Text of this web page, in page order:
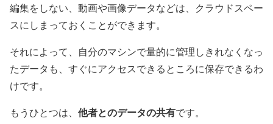
編集をしない、動画や画像データなどは、クラウドスペー
スにしまっておくことができます。
それによって、自分のマシンで量的に管理しきれなくなっ
たデータも、すぐにアクセスできるところに保存できるわ
けです。
もうひとつは、 他者とのデータの共有です。